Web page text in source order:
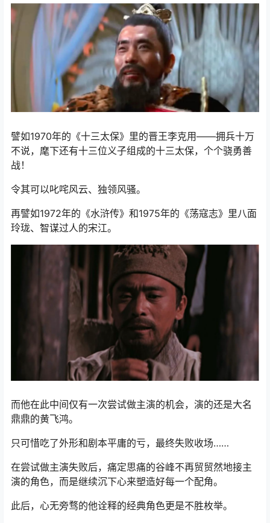
譬如1970年的《十三太保》里的晋王李克用——拥兵十万
不说，麾下还有十三位义子组成的十三太保，个个骁勇善
战！
令其可以叱咤风云、独领风骚。
再譬如1972年的《水浒传》和1975年的《荡寇志》里八面
玲珑、智谋过人的宋江。
而他在此中间仅有一次尝试做主演的机会，演的还是大名
鼎鼎的黄飞鸿。
只可惜吃了外形和剧本平庸的亏，最终失败收场……
在尝试做主演失败后，痛定思痛的谷峰不再贸贸然地接主
演的角色，而是继续沉下心来塑造好每一个配角。
此后，心无旁骛的他诠释的经典角色更是不胜枚举。